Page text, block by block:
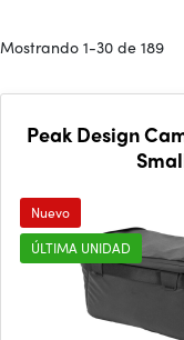
Mostrando 1-30 de 189
Peak Design
Nuevo
ÚLTIMA UNIDAD